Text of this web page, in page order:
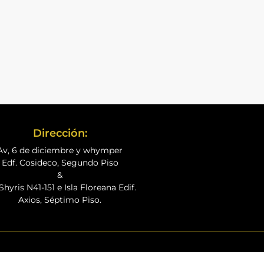
Dirección:
6 de diciembre y whymper
Edf. Cosideco, Segundo Piso
&
N41-151 e Isla Floreana Edif.
Axios, Séptimo Piso.